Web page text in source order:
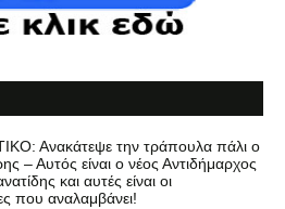
Ανακάτεψε την τράπουλα πάλι ο
– Αυτός είναι ο νέος Αντιδήμαρχος
και αυτές είναι οι
που αναλαμβάνει!